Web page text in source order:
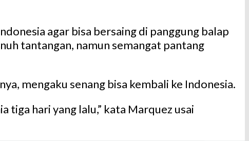
agar bisa bersaing di panggung balap
tantangan, namun semangat pantang
mengaku senang bisa kembali ke Indonesia.
tiga hari yang lalu,” kata Marquez usai